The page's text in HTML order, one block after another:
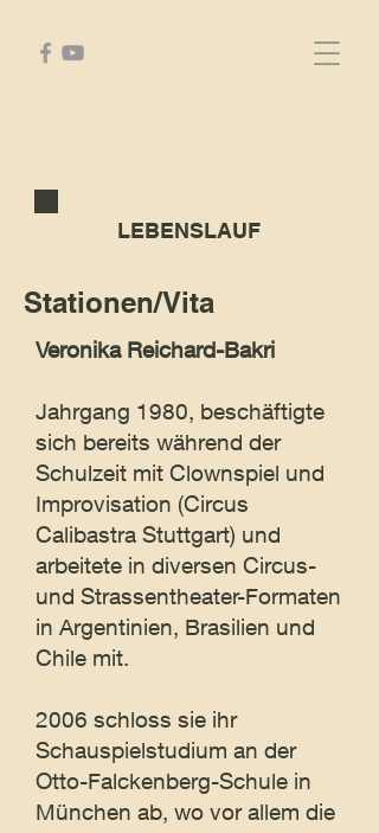
LEBENSLAUF
Stationen/Vita
Veronika Reichard-Bakri
Jahrgang 1980, beschäftigte
sich bereits während der
Schulzeit mit Clownspiel und
Improvisation (Circus
Calibastra Stuttgart) und
arbeitete in diversen Circus-
und Strassentheater-Formaten
in Argentinien, Brasilien und
Chile mit.
2006 schloss sie ihr
Schauspielstudium an der
Otto-Falckenberg-Schule in
München ab, wo vor allem die